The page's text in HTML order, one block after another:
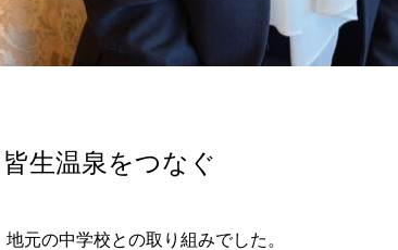
生温泉をつなぐ
元の中学校との取り組みでした。